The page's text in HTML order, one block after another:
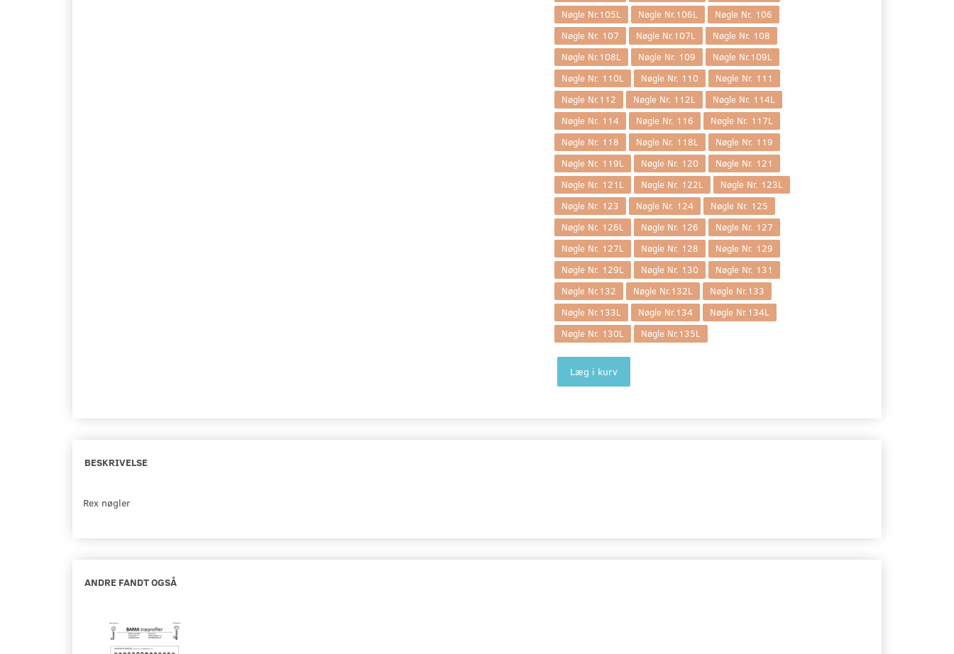
Nøgle Nr.105L
Nøgle Nr.106L
Nøgle Nr. 106
Nøgle Nr. 107
Nøgle Nr.107L
Nøgle Nr. 108
Nøgle Nr.108L
Nøgle Nr. 109
Nøgle Nr.109L
Nøgle Nr. 110L
Nøgle Nr. 110
Nøgle Nr. 111
Nøgle Nr.112
Nøgle Nr. 112L
Nøgle Nr. 114L
Nøgle Nr. 114
Nøgle Nr. 116
Nøgle Nr. 117L
Nøgle Nr. 118
Nøgle Nr. 118L
Nøgle Nr. 119
Nøgle Nr. 119L
Nøgle Nr. 120
Nøgle Nr. 121
Nøgle Nr. 121L
Nøgle Nr. 122L
Nøgle Nr. 123L
Nøgle Nr. 123
Nøgle Nr. 124
Nøgle Nr. 125
Nøgle Nr. 126L
Nøgle Nr. 126
Nøgle Nr. 127
Nøgle Nr. 127L
Nøgle Nr. 128
Nøgle Nr. 129
Nøgle Nr. 129L
Nøgle Nr. 130
Nøgle Nr. 131
Nøgle Nr.132
Nøgle Nr.132L
Nøgle Nr.133
Nøgle Nr.133L
Nøgle Nr.134
Nøgle Nr.134L
Nøgle Nr. 130L
Nøgle Nr.135L
Læg i kurv
BESKRIVELSE
Rex nøgler
ANDRE FANDT OGSÅ